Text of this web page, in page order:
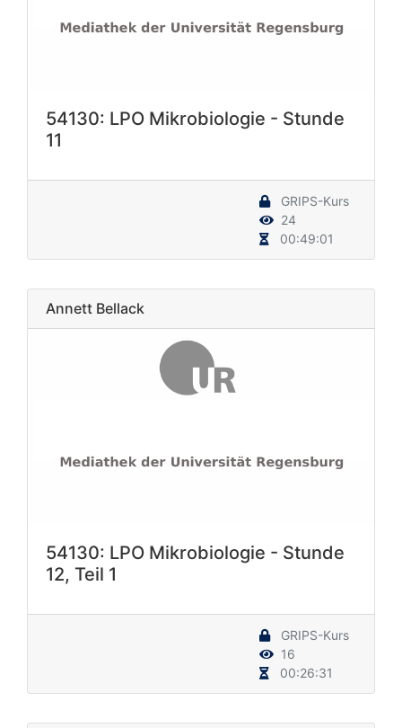
54130: LPO Mikrobiologie - Stunde
11
GRIPS-Kurs
24
00:49:01
Annett Bellack
54130: LPO Mikrobiologie - Stunde
12, Teil 1
GRIPS-Kurs
16
00:26:31